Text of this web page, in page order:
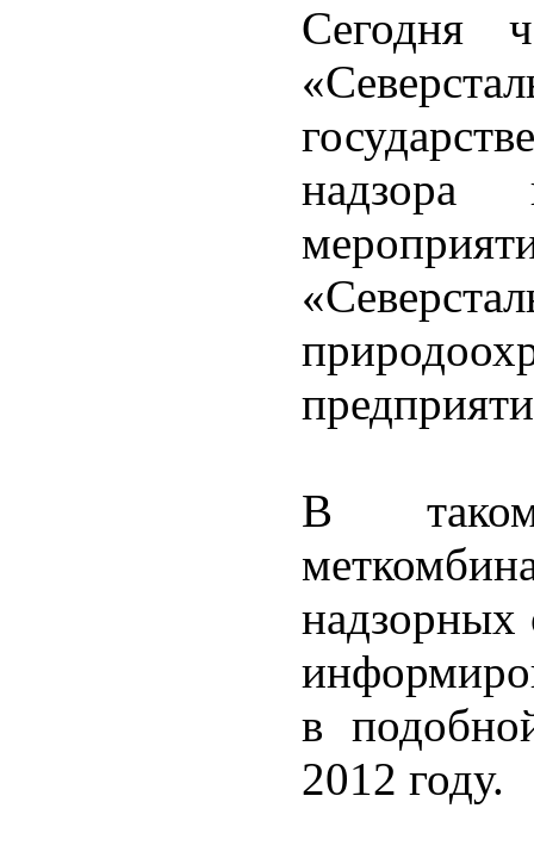
Сегодня
В таком
надзорных
в
2012 году.